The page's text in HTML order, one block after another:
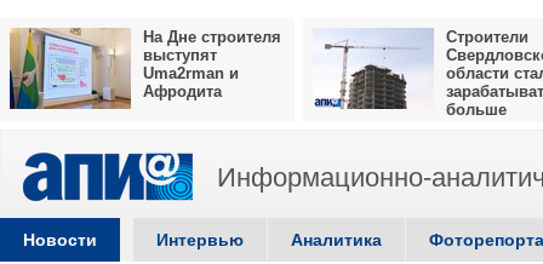
На Дне строителя
выступят
Uma2rman и
Афродита
Строители
области
больше
Информационно-
Новости Интервью Аналитика